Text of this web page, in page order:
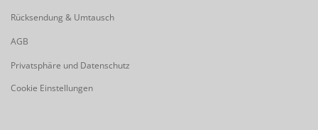
Rücksendung & Umtausch
AGB
Privatsphäre und Datenschutz
Cookie Einstellungen